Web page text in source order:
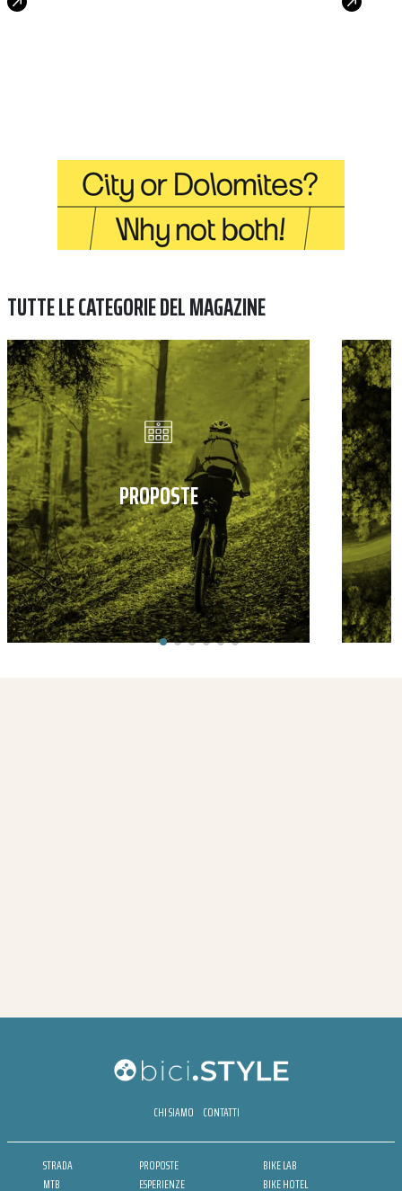
TUTTE LE CATEGORIE DEL MAGAZINE
PROPOSTE
CHI SIAMO CONTATTI
STRADA
MTB
PROPOSTE
ESPERIENZE
BIKE LAB
BIKE HOTEL